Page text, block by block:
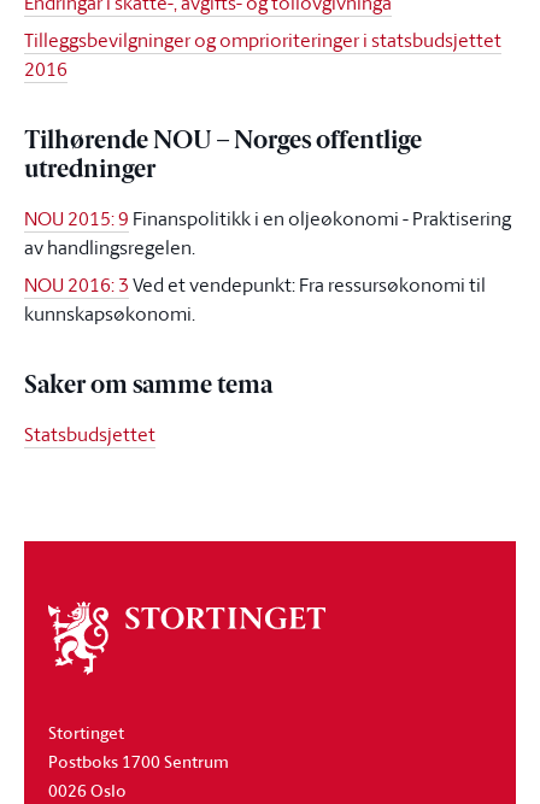
Tilleggsbevilgninger og omprioriteringer i statsbudsjettet
2016
Tilhørende NOU – Norges offentlige
utredninger
NOU 2015: 9 Finanspolitikk i en oljeøkonomi - Praktisering
av handlingsregelen.
NOU 2016: 3Ved et vendepunkt: Fra ressursøkonomi til
kunnskapsøkonomi.
Saker om samme tema
Statsbudsjettet
Om
stortinget
Stortinget
Postboks 1700 Sentrum
0026 Oslo